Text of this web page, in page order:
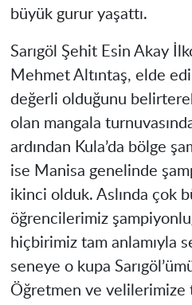
büyük gurur yaşattı.
Sarıgöl Şehit Esin Akay
Mehmet Altıntaş, elde
değerli olduğunu
olan mangala
ardından Kula’da bölge
ise Manisa genelinde
ikinci olduk. Aslında çok
öğrencilerimiz
hiçbirimiz tam anlamıyla
seneye o kupa
Öğretmen ve velilerimize